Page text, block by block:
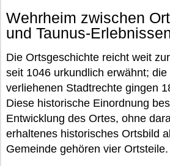
Wehrheim zwischen
und Taunus-
Die Ortsgeschichte reicht weit
seit 1046 urkundlich erwähnt;
verliehenen Stadtrechte gingen
Diese historische Einordnung
Entwicklung des Ortes, ohne
erhaltenes historisches Ortsbild
Gemeinde gehören vier Ortsteile.